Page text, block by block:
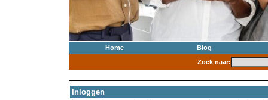
Home
Blog
Zoek naar:
Inloggen